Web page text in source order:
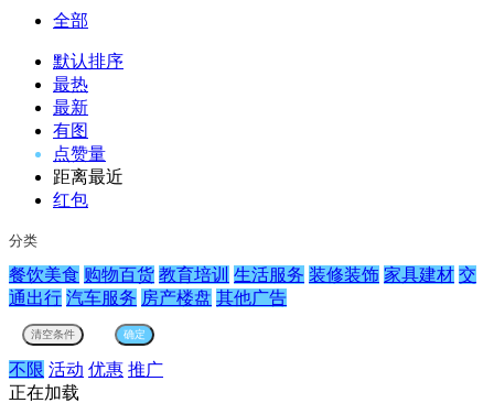
全部
默认排序
最热
最新
有图
点赞量
距离最近
红包
分类
餐饮美食 购物百货 教育培训 生活服务 装修装饰 家具建材 交
通出行 汽车服务 房产楼盘 其他广告
不限 活动 优惠 推广
正在加载